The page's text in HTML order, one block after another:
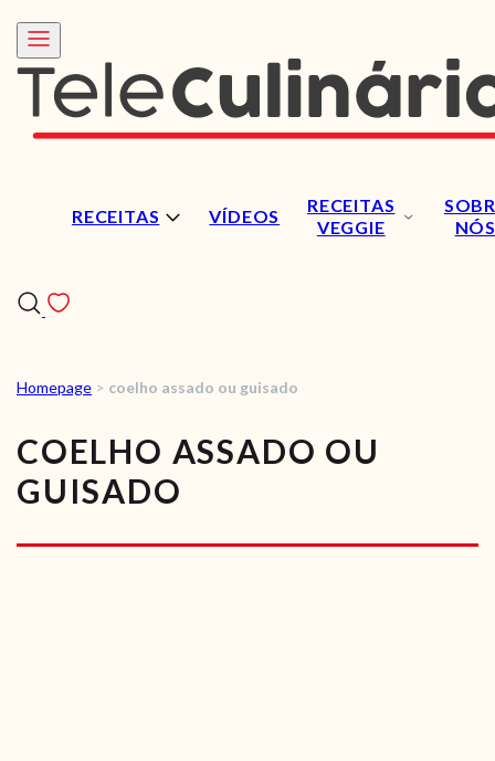
RECEITAS VÍDEOS
RECEITAS
VEGGIE
NÓS
RECEITAS
VÍDEOS
Homepage > coelho assado ou guisado
COELHO ASSADO OU
GUISADO